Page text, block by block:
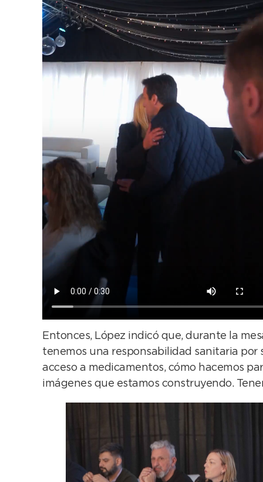
Entonces, López indicó que, durante la
tenemos una responsabilidad sanitaria por
acceso a medicamentos, cómo hacemos
imágenes que estamos construyendo.